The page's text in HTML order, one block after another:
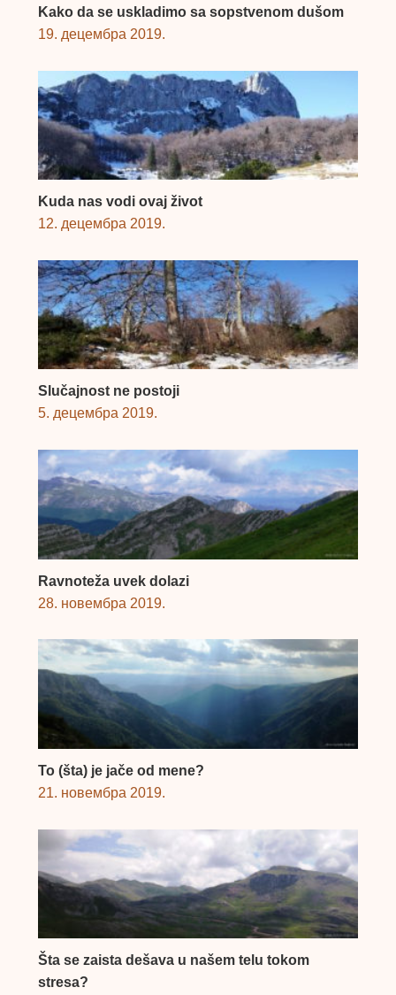
Kako da se uskladimo sa sopstvenom dušom
19. децембра 2019.
Kuda nas vodi ovaj život
12. децембра 2019.
Slučajnost ne postoji
5. децембра 2019.
Ravnoteža uvek dolazi
28. новембра 2019.
To (šta) je jače od mene?
21. новембра 2019.
Šta se zaista dešava u našem telu tokom
stresa?